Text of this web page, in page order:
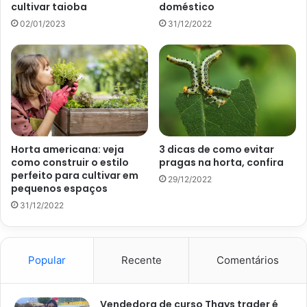
Imagem Embrapa
3. Plantio em vasos
Além disso, saber preparar adequadamente o vaso
germinação até o crescimento dos frutos da berinjela.
Portanto, escolha um recipiente com mais de 30 cm de
profundidade e com perfurações na base.
cultivar taioba
02/01/2023
doméstico
31/12/2022
Horta americana: veja
como construir o estilo
perfeito para cultivar em
pequenos espaços
31/12/2022
3 dicas de como evitar
pragas na horta, confira
29/12/2022
Popular Recente Comentários
Vendedora de curso Thays trader é